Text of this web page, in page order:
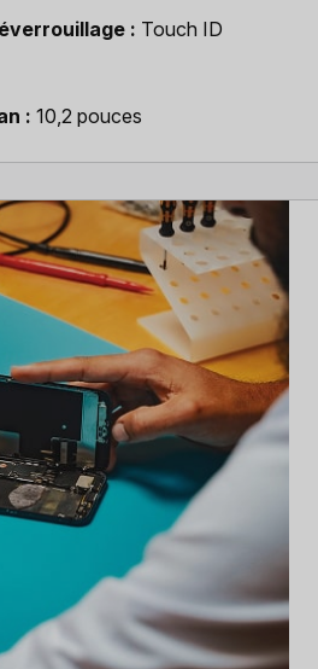
Touch ID
10,2 pouces